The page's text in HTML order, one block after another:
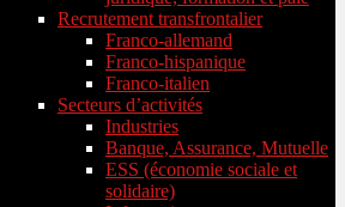
Recrutement transfrontalier
Franco-allemand
Franco-hispanique
Franco-italien
Secteurs d’activités
Industries
Banque, Assurance, Mutuelle
ESS (économie sociale et
solidaire)